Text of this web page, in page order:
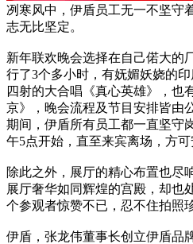
冽寒风中，伊盾员工无一不坚守
志无比坚定。
新年联欢晚会选择在自己偌大的
行了3个多小时，有妩媚妖娆的
四射的大合唱《真心英雄》，也
京》，晚会流程及节目安排皆由
期间，伊盾所有员工都一直坚守
午5点开始，直至来宾离场，方可
除此之外，展厅的精心布置也尽
展厅奢华如同辉煌的宫殿，却也
个参观者惊赞不已，忍不住拍照
伊盾，张龙伟董事长创立伊盾品